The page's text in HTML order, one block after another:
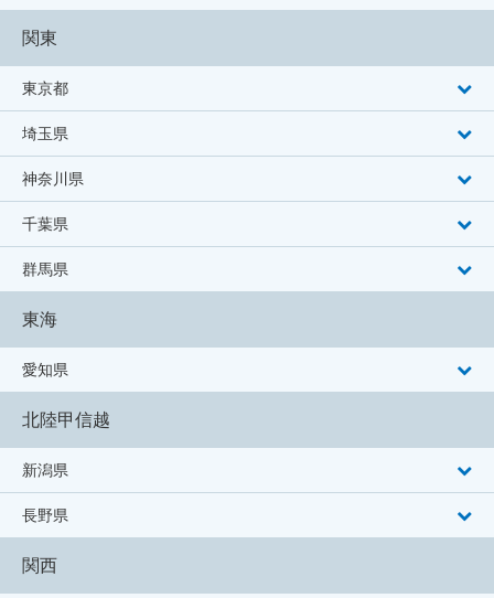
関東
東京都
埼玉県
神奈川県
千葉県
群馬県
東海
愛知県
北陸甲信越
新潟県
長野県
関西